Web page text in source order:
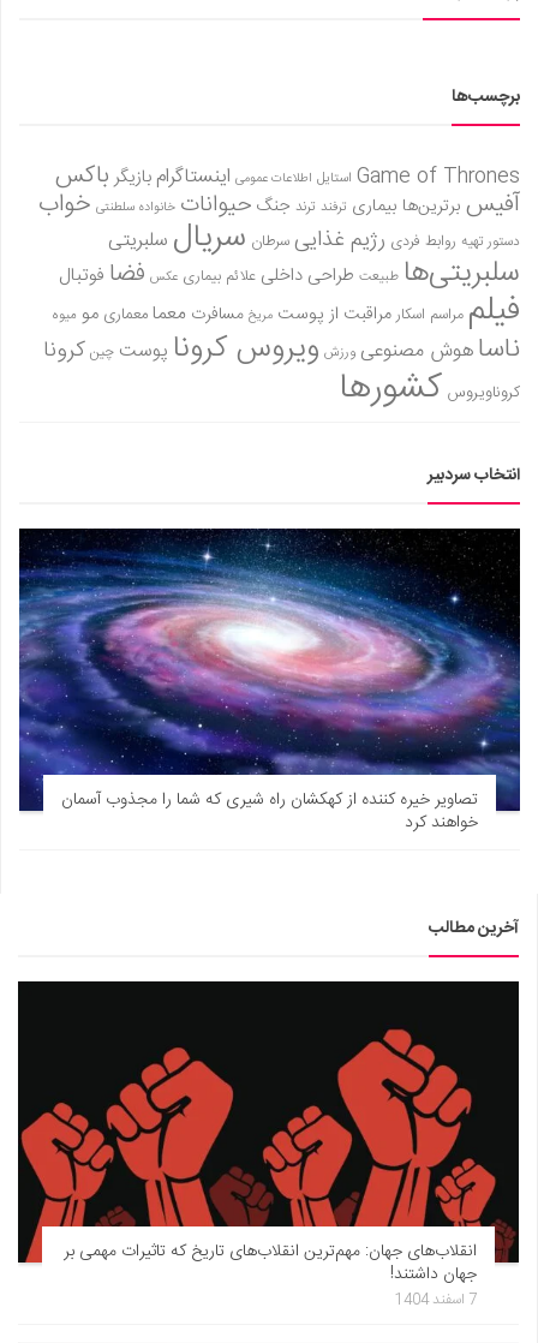
برچسب‌ها
Game of Thrones استایل اطلاعات عمومی اینستاگرام بازیگر باکس
آفیس برترین‌ها بیماری ترفند ترند جنگ حیوانات خانواده سلطنتی خواب
دستور تهیه روابط فردی رژیم غذاییسرطان سریال سلبریتی
سلبریتی‌ها طبیعت طراحی داخلی علائم بیماری عکس فضا فوتبال
فیلم مراسم اسکارمراقبت از پوست مریخ مسافرت معمامعماری مو میوه
ناساهوش مصنوعی ورزش ویروس کرونا پوست چین کرونا
کروناویروس کشورها
انتخاب سردبیر
تصاویر خیره کننده از کهکشان راه شیری که شما را مجذوب آسمان
خواهند کرد
آخرین مطالب
انقلاب‌های جهان: مهم‌ترین انقلاب‌های تاریخ که تاثیرات مهمی بر
جهان داشتند!
7 اسفند 1404